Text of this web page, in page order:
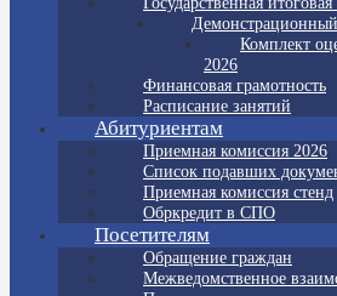
Комплект
2026
Финансовая грамотность
Расписание занятий
Абитуриентам
Приемная комиссия 2026
Список подавших
Приемная комиссия стенд
Обркредит в СПО
Посетителям
Обращение граждан
Межведомственное